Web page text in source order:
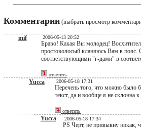
Комментарии (выбрать просмотр
mif 2006-05-13 20:52
Браво! Какая Вы молодец!
простоволосый кланяюсь Вам в пояс.
соответствующими "г-дами" в
ответить
Yucca 2006-05-18 17:31
Перечень того, что можно было
текст, да и вообще я не склонна
ответить
Yucca 2006-05-18 17:34
PS Черт, не привыкну никак,